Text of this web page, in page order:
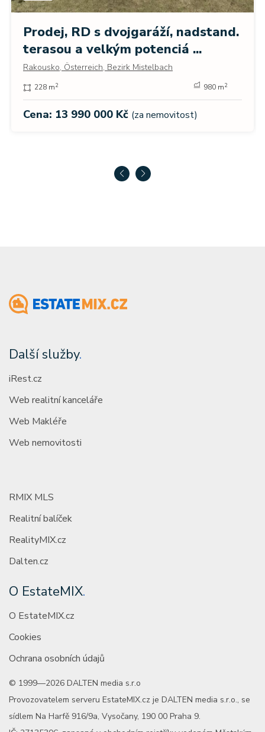
Prodej, RD s dvojgaráží, nadstand.
terasou a velkým potenciá ...
Rakousko, Österreich, Bezirk Mistelbach
228 m2 980 m2
Cena: 13 990 000 Kč (za nemovitost)
Další služby.
iRest.cz
Web realitní kanceláře
Web Makléře
Web nemovitosti
RMIX MLS
Realitní balíček
RealityMIX.cz
Dalten.cz
O EstateMIX.
O EstateMIX.cz
Cookies
Ochrana osobních údajů
© 1999—2026 DALTEN media s.r.o
Provozovatelem serveru EstateMIX.cz je DALTEN media s.r.o., se
sídlem Na Harfě 916/9a, Vysočany, 190 00 Praha 9.